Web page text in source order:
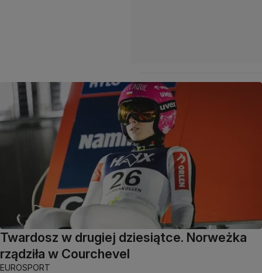
Twardosz w drugiej dziesiątce. Norweżka
rządziła w Courchevel
EUROSPORT